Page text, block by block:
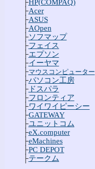
├HP(COMPAQ)
├Acer
├ASUS
├AOpen
├ソフマップ
├フェイス
├エプソン
├イーヤマ
├マウスコンピューター
├パソコン工房
├ドスパラ
├フロンティア
├ワイワイピーシー
├GATEWAY
├ユニットコム
├eX.computer
├eMachines
├PC DEPOT
├テークム